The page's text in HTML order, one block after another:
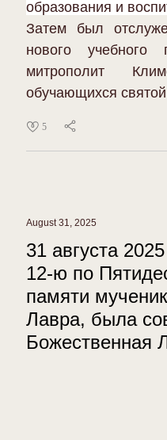
образования и
Затем был
нового учебного
митрополит
обучающихся
5
August 31, 2025
31 августа
12-ю по
памяти
Лавра, была
Божественная